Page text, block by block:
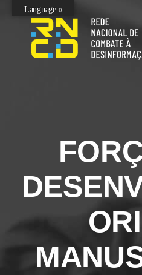
Language »